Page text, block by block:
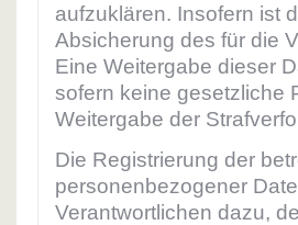
aufzuklären. Insofern ist
Absicherung des für die
Eine Weitergabe dieser
sofern keine gesetzliche
Weitergabe der
Die Registrierung der
personenbezogener
Verantwortlichen dazu,